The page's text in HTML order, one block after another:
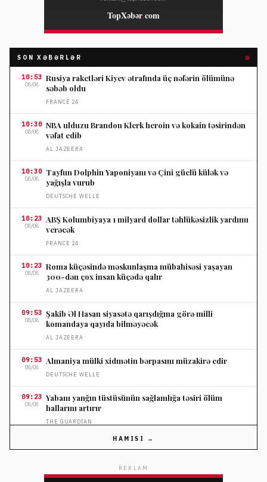
SON XƏBƏRLƏR
10:53
08/08
Rusiya raketləri Kiyev ətrafında üç nəfərin ölümünə
səbəb oldu
FRANCE 24
10:30
08/08
NBA ulduzu Brandon Klerk heroin və kokain təsirindən
vəfat edib
AL JAZEERA
10:30
08/08
Tayfun Dolphin Yaponiyanı və Çini güclü külək və
yağışla vurub
DEUTSCHE WELLE
10:23
08/08
ABŞ Kolumbiyaya 1 milyard dollar təhlükəsizlik yardımı
verəcək
FRANCE 24
10:23
08/08
Roma küçəsində məskunlaşma mübahisəsi yaşayan
300-dən çox insan küçədə qalır
AL JAZEERA
09:53
08/08
Şakib Əl Hasan siyasətə qarışdığına görə milli
komandaya qayıda bilməyəcək
AL JAZEERA
09:53
08/08
Almaniya mülki xidmətin bərpasını müzakirə edir
DEUTSCHE WELLE
09:23
08/08
Yabanı yanğın tüstüsünün sağlamlığa təsiri ölüm
hallarını artırır
THE GUARDIAN
08/08
HAMISI →
REKLAM